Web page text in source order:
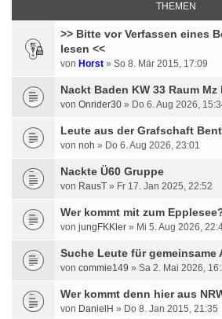
THEMEN
>> Bitte vor Verfassen eines
lesen <<
von Horst » So 8. Mär 2015, 17:09
Nackt Baden KW 33 Raum
von Onrider30 » Do 6. Aug 2026,
Leute aus der Grafschaft
von noh » Do 6. Aug 2026, 23:01
Nackte Ü60 Gruppe
von RausT » Fr 17. Jan 2025, 22:52
Wer kommt mit zum
von jungFKKler » Mi 5. Aug 2026,
Suche Leute für
von commie149 » Sa 2. Mai 2026,
Wer kommt denn hier aus
von DanielH » Do 8. Jan 2015, 21:35